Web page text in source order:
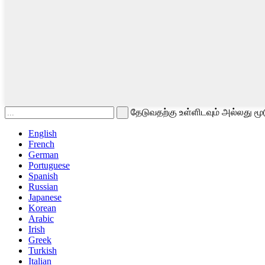
தேடுவதற்கு உள்ளிடவும் அல்லது
English
French
German
Portuguese
Spanish
Russian
Japanese
Korean
Arabic
Irish
Greek
Turkish
Italian